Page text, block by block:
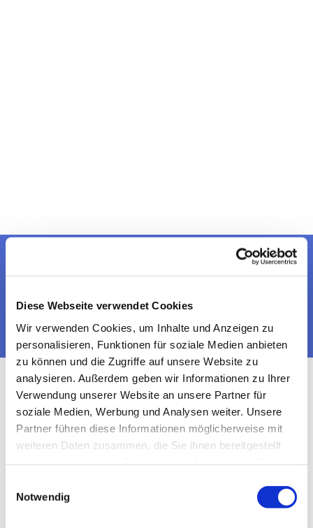
Diese Webseite verwendet Cookies
Wir verwenden Cookies, um Inhalte und Anzeigen zu
personalisieren, Funktionen für soziale Medien anbieten
zu können und die Zugriffe auf unsere Website zu
analysieren. Außerdem geben wir Informationen zu Ihrer
Verwendung unserer Website an unsere Partner für
soziale Medien, Werbung und Analysen weiter. Unsere
Partner führen diese Informationen möglicherweise mit
weiteren Daten zusammen, die Sie ihnen bereitgestellt
Notwendig
interessieren